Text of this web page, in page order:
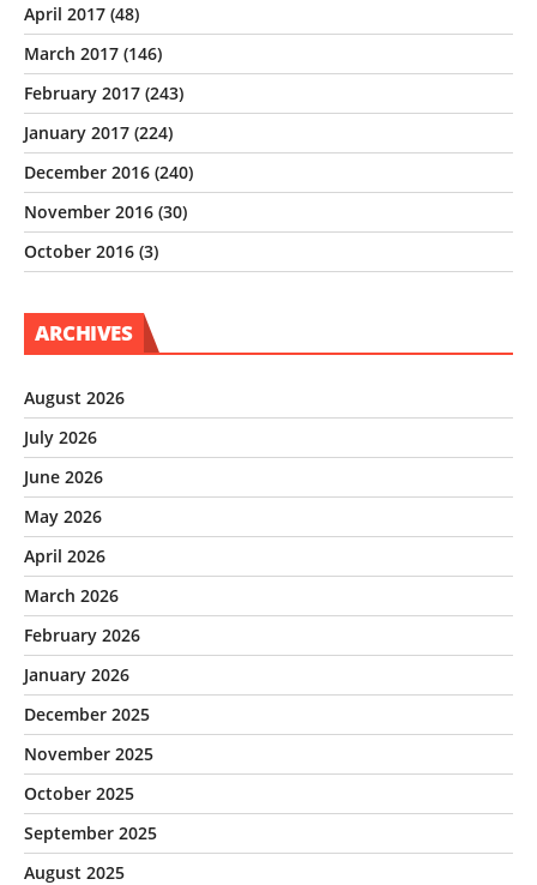
April 2017 (48)
March 2017 (146)
February 2017 (243)
January 2017 (224)
December 2016 (240)
November 2016 (30)
October 2016 (3)
ARCHIVES
August 2026
July 2026
June 2026
May 2026
April 2026
March 2026
February 2026
January 2026
December 2025
November 2025
October 2025
September 2025
August 2025